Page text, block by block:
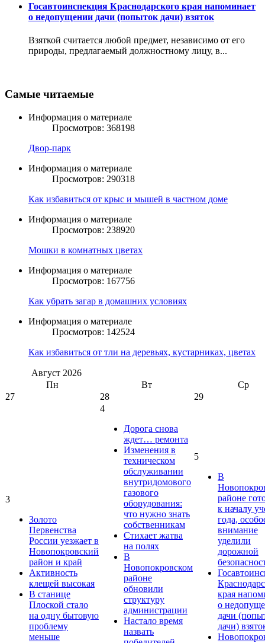
Госавтоинспекция Краснодарского края напоминает
о недопущении дачи (попыток дачи) взяток
Взяткой считается любой предмет, независимо от его
природы, предлагаемый должностному лицу, в...
Самые читаемые
Информация о материале
Просмотров: 368198
Двор-парк
Информация о материале
Просмотров: 290318
Как избавиться от крыс и мышей в частном доме
Информация о материале
Просмотров: 238920
Мошки в комнатных цветах
Информация о материале
Просмотров: 167756
Как убрать загар в домашних условиях
Информация о материале
Просмотров: 142524
Как избавиться от тли на деревьях, кустарниках, цветах
Август 2026
Пн
Вт
Ср
27
28 29
3
Золото
Первенства
России уезжает в
Новопокровский
район и край
Активность
клещей высокая
В станице
Плоской стало
на одну бытовую
проблему
меньше
4
Дорога снова
ждет… ремонта
Изменения в
техническом
обслуживании
внутридомового
газового
оборудования:
что нужно знать
собственникам
Стихает жатва
на полях
В
Новопокровском
районе
обновили
структуру
администрации
Настало время
назвать
5
В
районе
к началу
года,
внимание
уделили
дорожной
края
о
дачи
дачи)